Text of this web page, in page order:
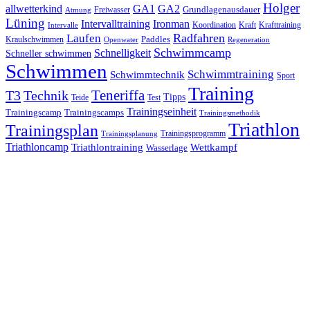
allwetterkind Atmung Freiwasser GA1 GA2 Grundlagenausdauer Holger
Lüning Intervalle Intervalltraining Ironman Koordination Kraft Krafttraining
Kraulschwimmen Laufen Openwater Paddles Radfahren Regeneration
Schneller schwimmen Schnelligkeit Schwimmcamp
Schwimmen Schwimmtechnik Schwimmtraining Sport
T3Technik Teide Teneriffa Test Tipps Training
Trainingscamp Trainingscamps Trainingseinheit Trainingsmethodik
Trainingsplan Trainingsplanung Trainingsprogramm Triathlon
Triathloncamp Triathlontraining Wasserlage Wettkampf